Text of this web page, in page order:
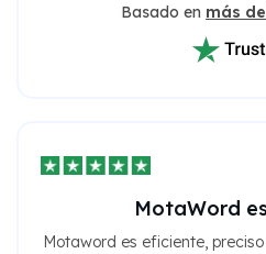
Basado en más
MotaWord
Motaword es eficiente,